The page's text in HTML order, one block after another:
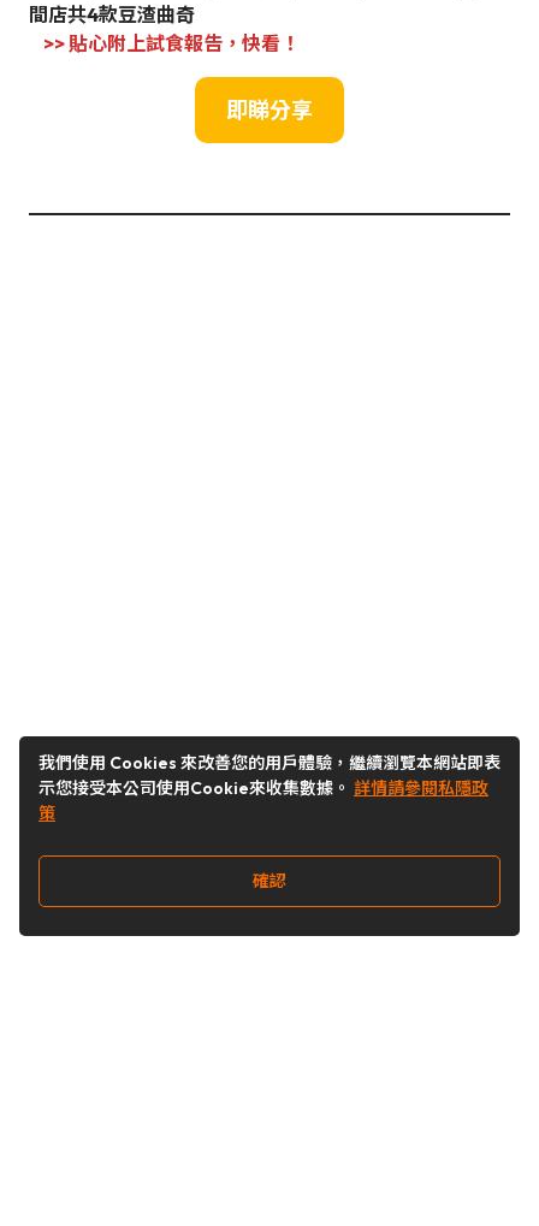
間店共4款豆渣曲奇
>> 貼心附上試食報告，快看！
即睇分享
我們使用 Cookies 來改善您的用戶體驗，繼續瀏覽本網站即表
示您接受本公司使用Cookie來收集數據。 詳情請參閱私隱政
策
確認